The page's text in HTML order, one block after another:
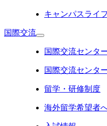
キャンパスライ
国際交流
国際交流センタ
国際交流センタ
留学・研修制度
海外留学希望者